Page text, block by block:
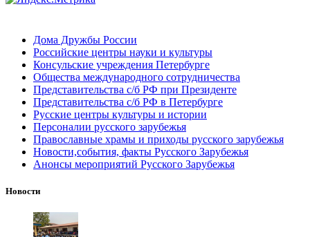
Дома Дружбы России
Российские центры науки и культуры
Консульские учреждения Петербурге
Общества международного сотрудничества
Представительства с/б РФ при Президенте
Представительства с/б РФ в Петербурге
Русские центры культуры и истории
Персоналии русского зарубежья
Православные храмы и приходы русского зарубежья
Новости,события, факты Русского Зарубежья
Анонсы мероприятий Русского Зарубежья
Новости